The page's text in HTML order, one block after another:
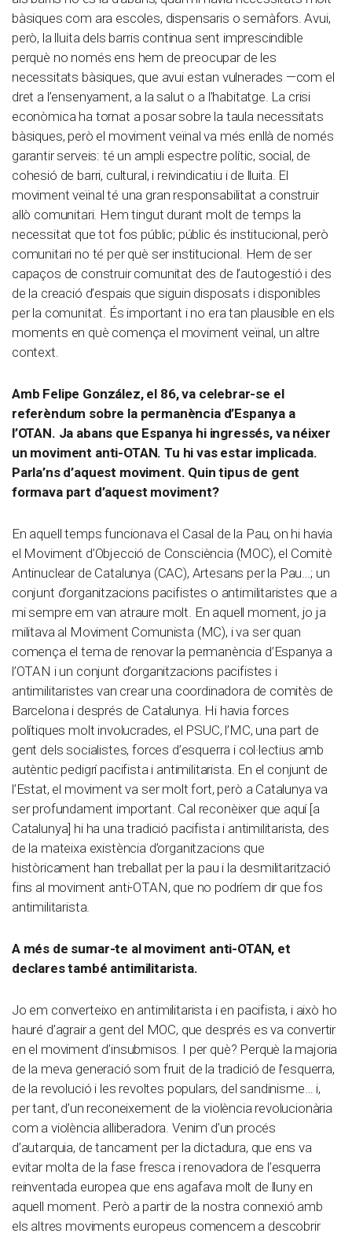
bàsiques com ara escoles, dispensaris o semàfors. Avui,
però, la lluita dels barris continua sent imprescindible
perquè no només ens hem de preocupar de les
necessitats bàsiques, que avui estan vulnerades —com el
dret a l’ensenyament, a la salut o a l’habitatge. La crisi
econòmica ha tornat a posar sobre la taula necessitats
bàsiques, però el moviment veïnal va més enllà de només
garantir serveis: té un ampli espectre polític, social, de
cohesió de barri, cultural, i reivindicatiu i de lluita. El
moviment veïnal té una gran responsabilitat a construir
allò comunitari. Hem tingut durant molt de temps la
necessitat que tot fos públic; públic és institucional, però
comunitari no té per què ser institucional. Hem de ser
capaços de construir comunitat des de l’autogestió i des
de la creació d’espais que siguin disposats i disponibles
per la comunitat. És important i no era tan plausible en els
moments en què comença el moviment veïnal, un altre
context.
Amb Felipe González, el 86, va celebrar-se el
referèndum sobre la permanència d’Espanya a
l’OTAN. Ja abans que Espanya hi ingressés, va néixer
un moviment anti-OTAN. Tu hi vas estar implicada.
Parla’ns d’aquest moviment. Quin tipus de gent
formava part d’aquest moviment?
En aquell temps funcionava el Casal de la Pau, on hi havia
el Moviment d’Objecció de Consciència (MOC), el Comitè
Antinuclear de Catalunya (CAC), Artesans per la Pau…; un
conjunt d’organitzacions pacifistes o antimilitaristes que a
mi sempre em van atraure molt. En aquell moment, jo ja
militava al Moviment Comunista (MC), i va ser quan
comença el tema de renovar la permanència d’Espanya a
l’OTAN i un conjunt d’organitzacions pacifistes i
antimilitaristes van crear una coordinadora de comitès de
Barcelona i després de Catalunya. Hi havia forces
polítiques molt involucrades, el PSUC, l’MC, una part de
gent dels socialistes, forces d’esquerra i col·lectius amb
autèntic pedigrí pacifista i antimilitarista. En el conjunt de
l’Estat, el moviment va ser molt fort, però a Catalunya va
ser profundament important. Cal reconèixer que aquí [a
Catalunya] hi ha una tradició pacifista i antimilitarista, des
de la mateixa existència d’organitzacions que
històricament han treballat per la pau i la desmilitarització
fins al moviment anti-OTAN, que no podríem dir que fos
antimilitarista.
A més de sumar-te al moviment anti-OTAN, et
declares també antimilitarista.
Jo em converteixo en antimilitarista i en pacifista, i això ho
hauré d’agrair a gent del MOC, que després es va convertir
en el moviment d’insubmisos. I per què? Perquè la majoria
de la meva generació som fruit de la tradició de l’esquerra,
de la revolució i les revoltes populars, del sandinisme… i,
per tant, d’un reconeixement de la violència revolucionària
com a violència alliberadora. Venim d’un procés
d’autarquia, de tancament per la dictadura, que ens va
evitar molta de la fase fresca i renovadora de l’esquerra
reinventada europea que ens agafava molt de lluny en
aquell moment. Però a partir de la nostra connexió amb
els altres moviments europeus comencem a descobrir